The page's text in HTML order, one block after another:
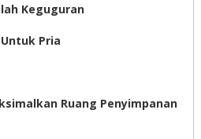
Keguguran
Pria
Ruang Penyimpanan